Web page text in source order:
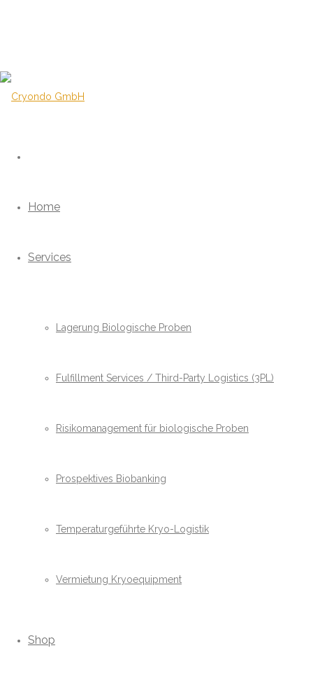
Home
Services
Lagerung Biologische Proben
Fulfillment Services / Third-Party Logistics (3PL)
Risikomanagement für biologische Proben
Prospektives Biobanking
Temperaturgeführte Kryo-Logistik
Vermietung Kryoequipment
Shop